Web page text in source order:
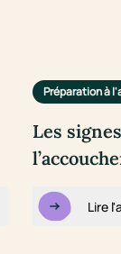
Préparation à
Les
Lire